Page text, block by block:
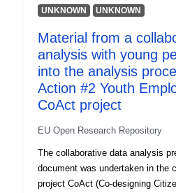
rekonstruovatelná, a směrem k
sekundárních větví.Směr pohybu
být v souladu s proudem
určitelné na základě nadmořské
které umožňují dvojí směr toku,
předpokládána jedna linka pro
musí být souvislé a musí být
na místech odvození nebo dodání
a to i získáním:“ osa
UNKNOWN UNKNOWN
Material from a
analysis with young
into the analysis
Action #2 Youth
CoAct project
EU Open Research Repository
The collaborative data analysis
document was undertaken in the
project CoAct (Co-designing